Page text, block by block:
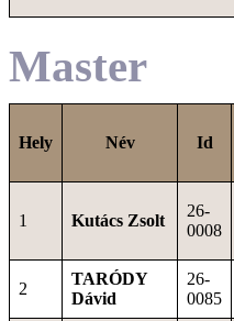
Master
Hely Név Id
1 Kutács Zsolt
26-
0008
2
TARÓDY
Dávid
26-
0085